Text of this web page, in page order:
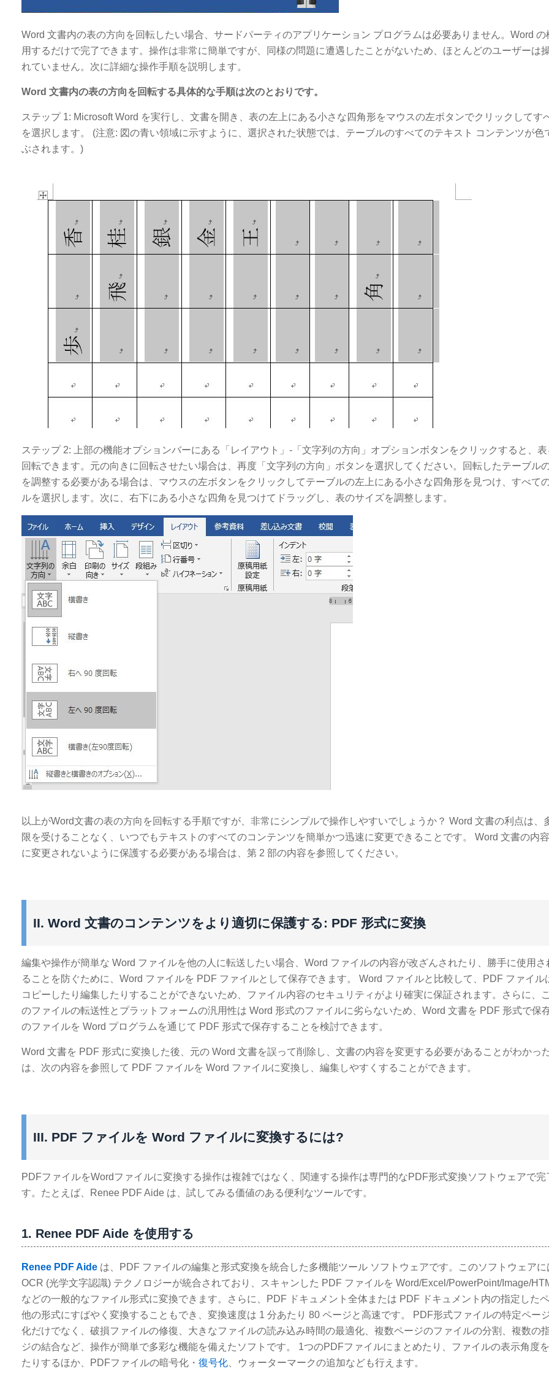
Word 文書内の表の方向を回転したい場合、サードパーティのアプリケーション プログラムは必要ありません。Word の
用するだけで完了できます。操作は非常に簡単ですが、同様の問題に遭遇したことがないため、ほとんどのユーザーは
れていません。次に詳細な操作手順を説明します。
Word 文書内の表の方向を回転する具体的な手順は次のとおりです。
ステップ 1: Microsoft Word を実行し、文書を開き、表の左上にある小さな四角形をマウスの左ボタンでクリックしてす
を選択します。 (注意: 図の青い領域に示すように、選択された状態では、テーブルのすべてのテキスト コンテンツが色
ぶされます。)
ステップ 2: 上部の機能オプションバーにある「レイアウト」-「文字列の方向」オプションボタンをクリックすると、
回転できます。元の向きに回転させたい場合は、再度「文字列の方向」ボタンを選択してください。回転したテーブル
を調整する必要がある場合は、マウスの左ボタンをクリックしてテーブルの左上にある小さな四角形を見つけ、すべて
ルを選択します。次に、右下にある小さな四角を見つけてドラッグし、表のサイズを調整します。
以上がWord文書の表の方向を回転する手順ですが、非常にシンプルで操作しやすいでしょうか？ Word 文書の利点は、
限を受けることなく、いつでもテキストのすべてのコンテンツを簡単かつ迅速に変更できることです。 Word 文書の内
に変更されないように保護する必要がある場合は、第 2 部の内容を参照してください。
II. Word 文書のコンテンツをより適切に保護する: PDF 形式に変換
編集や操作が簡単な Word ファイルを他の人に転送したい場合、Word ファイルの内容が改ざんされたり、勝手に使用さ
ることを防ぐために、Word ファイルを PDF ファイルとして保存できます。 Word ファイルと比較して、PDF ファイル
コピーしたり編集したりすることができないため、ファイル内容のセキュリティがより確実に保証されます。さらに、
のファイルの転送性とプラットフォームの汎用性は Word 形式のファイルに劣らないため、Word 文書を PDF 形式で保
のファイルを Word プログラムを通じて PDF 形式で保存することを検討できます。
Word 文書を PDF 形式に変換した後、元の Word 文書を誤って削除し、文書の内容を変更する必要があることがわかっ
は、次の内容を参照して PDF ファイルを Word ファイルに変換し、編集しやすくすることができます。
III. PDF ファイルを Word ファイルに変換するには?
PDFファイルをWordファイルに変換する操作は複雑ではなく、関連する操作は専門的なPDF形式変換ソフトウェアで完
す。たとえば、Renee PDF Aide は、試してみる価値のある便利なツールです。
1. Renee PDF Aide を使用する
Renee PDF Aide は、PDF ファイルの編集と形式変換を統合した多機能ツール ソフトウェアです。このソフトウェア
OCR (光学文字認識) テクノロジーが統合されており、スキャンした PDF ファイルを Word/Excel/PowerPoint/Image/
などの一般的なファイル形式に変換できます。さらに、PDF ドキュメント全体または PDF ドキュメント内の指定した
他の形式にすばやく変換することもでき、変換速度は 1 分あたり 80 ページと高速です。 PDF形式ファイルの特定ペー
化だけでなく、破損ファイルの修復、大きなファイルの読み込み時間の最適化、複数ページのファイルの分割、複数の
ジの結合など、操作が簡単で多彩な機能を備えたソフトです。 1つのPDFファイルにまとめたり、ファイルの表示角度
たりするほか、PDFファイルの暗号化・ 復号化 、ウォーターマークの追加なども行えます。